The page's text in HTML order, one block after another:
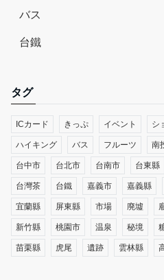
バス
台鐵
タグ
ICカード きっぷ イベント シ
ハイキング バス フルーツ 南
台中市 台北市 台南市 台東縣
台灣茶 台鐵 嘉義市 嘉義縣
宜蘭縣 屏東縣 市場 廃墟
新竹縣 桃園市 温泉 秘境
苗栗縣 虎尾 遺跡 雲林縣